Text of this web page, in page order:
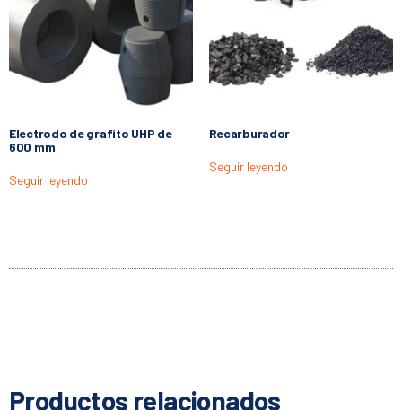
Electrodo de grafito UHP de
600 mm
Seguir leyendo
Recarburador
Seguir leyendo
Productos relacionados